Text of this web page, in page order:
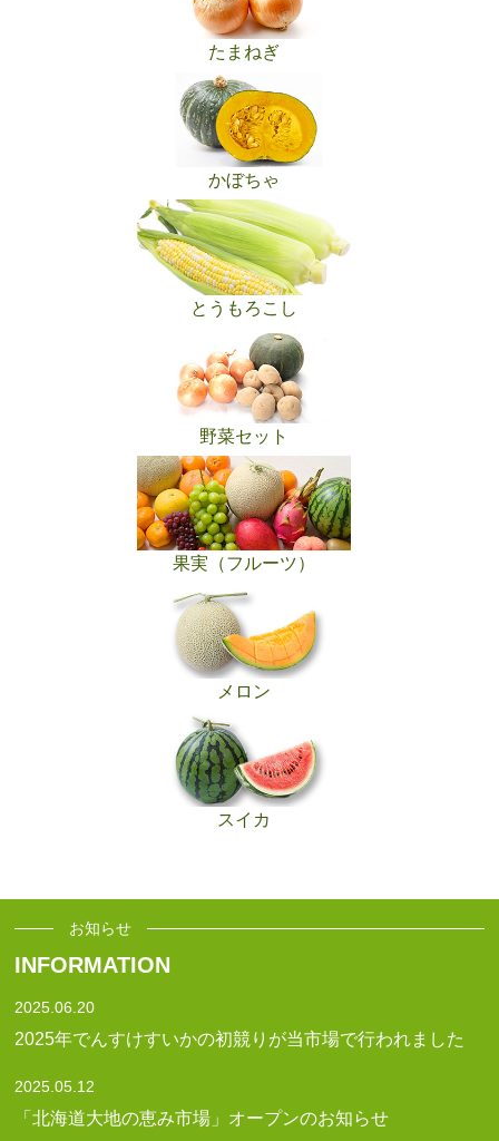
たまねぎ
かぼちゃ
とうもろこし
野菜セット
果実（フルーツ）
メロン
スイカ
お知らせ
INFORMATION
2025.06.20
2025年でんすけすいかの初競りが当市場で行われました
2025.05.12
「北海道大地の恵み市場」オープンのお知らせ